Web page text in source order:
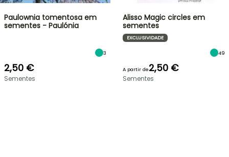
Paulownia tomentosa em
sementes - Paulónia
3
2,50 €
Sementes
Alisso Magic circles em
sementes
EXCLUSIVIDADE
49
A partir de2,50 €
Sementes